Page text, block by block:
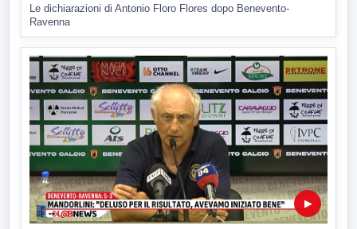
Le dichiarazioni di Antonio Floro Flores dopo Benevento-
Ravenna
▶